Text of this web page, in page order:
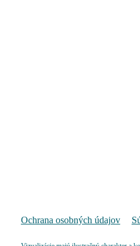
Ochrana osobných údajov